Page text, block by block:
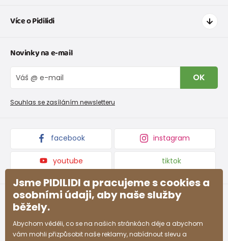
Doprava a platba
Tabulka velikostí obuvi
Vrácení zboží a reklamace
Reklamační řád
Více o Pidilidi
O nás
Blog
Velkoobchod PiDiLiDi
Affiliate program
Kolekce zboží
Novinky na e-mail
OK
Souhlas se zasíláním newsletteru
facebook instagram
youtube tiktok
Jsme PIDILIDI a pracujeme s cookies a
osobními údaji, aby naše služby
běžely.
Abychom věděli, co se na našich stránkách děje a abychom
vám mohli přizpůsobit naše reklamy, nabídnout slevu a